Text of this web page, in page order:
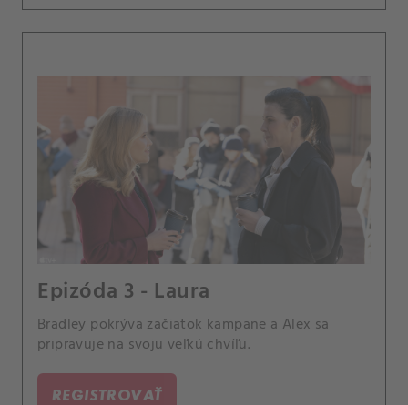
Epizóda 3 - Laura
Bradley pokrýva začiatok kampane a Alex sa
pripravuje na svoju veľkú chvíľu.
REGISTROVAŤ